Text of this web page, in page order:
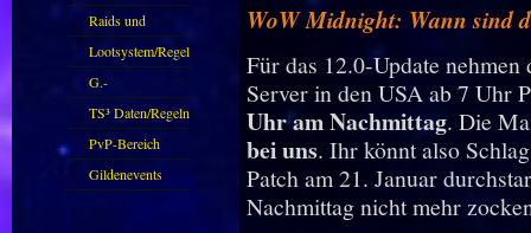
kommen.
Raids und
Zubehör
Lootsystem/Regeln
G.-
Sparkasse/Goldleihen
TS³ Daten/Regeln
PvP-Bereich
Gildenevents
WoW Midnight: Wann sind
Für das 12.0-Update
Server in den USA ab 7 Uhr
Uhr am Nachmittag. Die
bei uns. Ihr könnt also
Patch am 21. Januar
Nachmittag nicht mehr